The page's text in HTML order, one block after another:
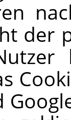
der